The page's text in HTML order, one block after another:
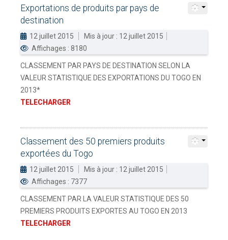
Douane Togolaise
CADASTRE &
Conserv. Foncière
DOCUMENTATION
Toute la Documentation
Contactez OTR
-mardi, 14 juillet 2026 10:30 juillet 2026 17:30
Exportations de produits par pays de
destination
12 juillet 2015
Mis à jour : 12 juillet 2015
Affichages : 8180
CLASSEMENT PAR PAYS DE DESTINATION SELON LA
VALEUR STATISTIQUE DES EXPORTATIONS DU TOGO EN
2013*
TELECHARGER
Classement des 50 premiers produits
exportées du Togo
12 juillet 2015
Mis à jour : 12 juillet 2015
Affichages : 7377
CLASSEMENT PAR LA VALEUR STATISTIQUE DES 50
PREMIERS PRODUITS EXPORTES AU TOGO EN 2013
TELECHARGER